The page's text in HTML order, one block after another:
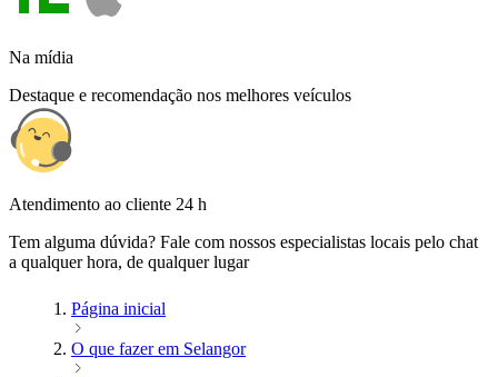
Na mídia
Destaque e recomendação nos melhores veículos
Atendimento ao cliente 24 h
Tem alguma dúvida? Fale com nossos especialistas locais pelo chat
a qualquer hora, de qualquer lugar
Página inicial
O que fazer em Selangor